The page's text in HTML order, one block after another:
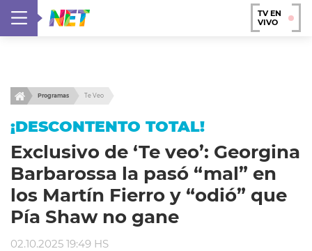
TV EN
VIVO
Programas Te Veo
¡DESCONTENTO TOTAL!
Exclusivo de ‘Te veo’: Georgina
Barbarossa la pasó “mal” en
los Martín Fierro y “odió” que
Pía Shaw no gane
02.10.2025 19:49 HS